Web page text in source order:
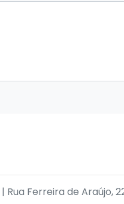
Rua Ferreira de Araújo,